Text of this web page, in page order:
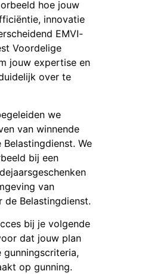
hoe jouw
innovatie
EMVI-
Voordelige
jouw expertise en
over te
we
van winnende
We
bij een
van
de Belastingdienst.
bij je volgende
dat jouw plan
op gunning.